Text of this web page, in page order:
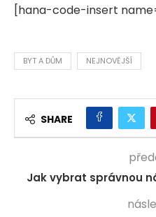
[hana-code-insert
BYT A DŮM NEJNOVĚJŠÍ
SHARE
Jak vybrat správnou